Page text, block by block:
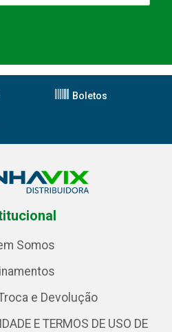
Boletos
Somos
e Devolução
E TERMOS DE USO DE